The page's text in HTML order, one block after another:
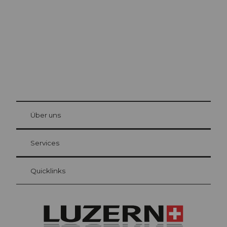
Gästekarte Luzern
Ihre Vorteile als Übernachtungsgast
at Bre
Über uns
Services
Quicklinks